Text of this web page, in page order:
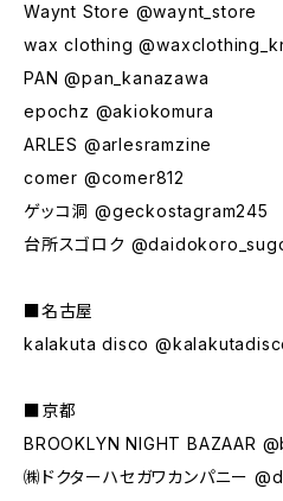
Waynt Store @waynt_store
wax clothing
PAN @pan_kanazawa
epochz @akiokomura
ARLES @arlesramzine
comer @comer812
ゲッコ洞 @geckostagram245
台所スゴロク
■名古屋
kalakuta disco
■京都
BROOKLYN NIGHT BAZAAR
㈱ドクターハセガワカンパニー